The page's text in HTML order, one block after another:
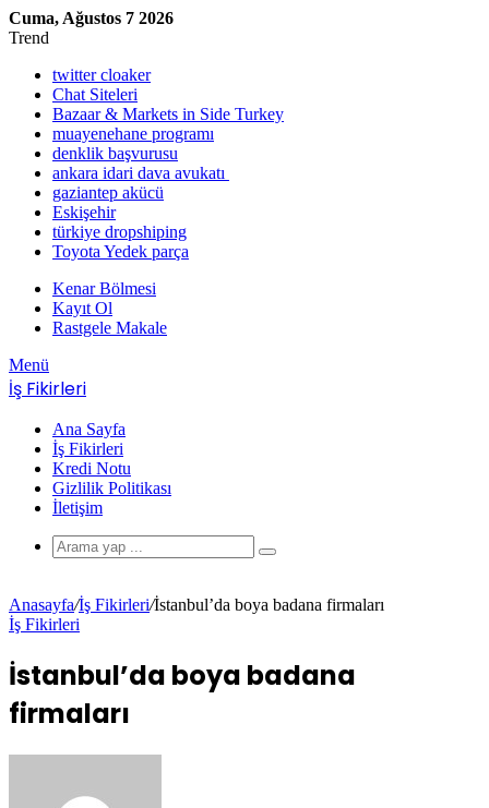
Cuma, Ağustos 7 2026
Trend
twitter cloaker
Chat Siteleri
Bazaar & Markets in Side Turkey
muayenehane programı
denklik başvurusu
ankara idari dava avukatı
gaziantep akücü
Eskişehir
türkiye dropshiping
Toyota Yedek parça
Kenar Bölmesi
Kayıt Ol
Rastgele Makale
Menü
İş Fikirleri
Ana Sayfa
İş Fikirleri
Kredi Notu
Gizlilik Politikası
İletişim
Anasayfa/İş Fikirleri/İstanbul’da boya badana firmaları
İş Fikirleri
İstanbul’da boya badana
firmaları